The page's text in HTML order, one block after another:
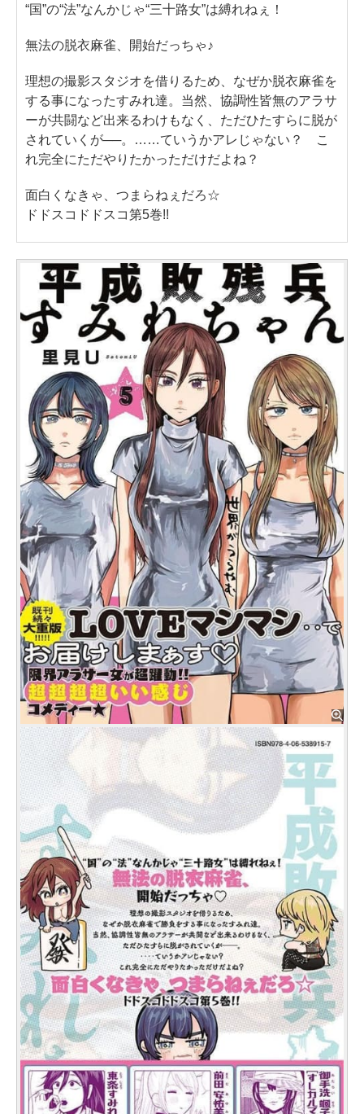
“国”の“法”なんかじゃ“三十路女”は縛れねぇ！
無法の脱衣麻雀、開始だっちゃ♪
理想の撮影スタジオを借りるため、なぜか脱衣麻雀を
する事になったすみれ達。当然、協調性皆無のアラサ
ーが共闘など出来るわけもなく、ただひたすらに脱が
されていくが──。……ていうかアレじゃない？ こ
れ完全にただやりたかっただけだよね？
面白くなきゃ、つまらねぇだろ☆
ドドスコドドスコ第5巻!!